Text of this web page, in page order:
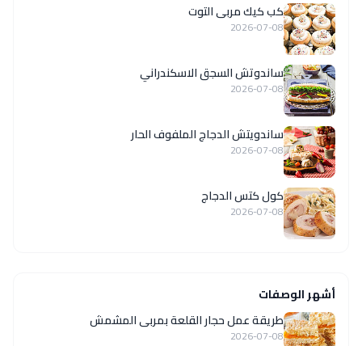
كب كيك مربى التوت
2026-07-08
ساندوتش السجق الاسكندراني
2026-07-08
ساندويتش الدجاج الملفوف الحار
2026-07-08
كول كتس الدجاج
2026-07-08
أشهر الوصفات
طريقة عمل حجار القلعة بمربى المشمش
2026-07-08